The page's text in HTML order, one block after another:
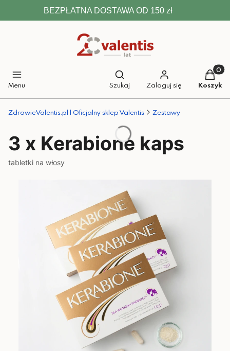
BEZPŁATNA DOSTAWA OD 150 zł
Menu
Otwórz wyszukiwarkę
Szukaj Zaloguj się Koszyk
ZdrowieValentis.pl | Oficjalny sklep Valentis Zestawy
3 x Kerabione kaps
tabletki na włosy